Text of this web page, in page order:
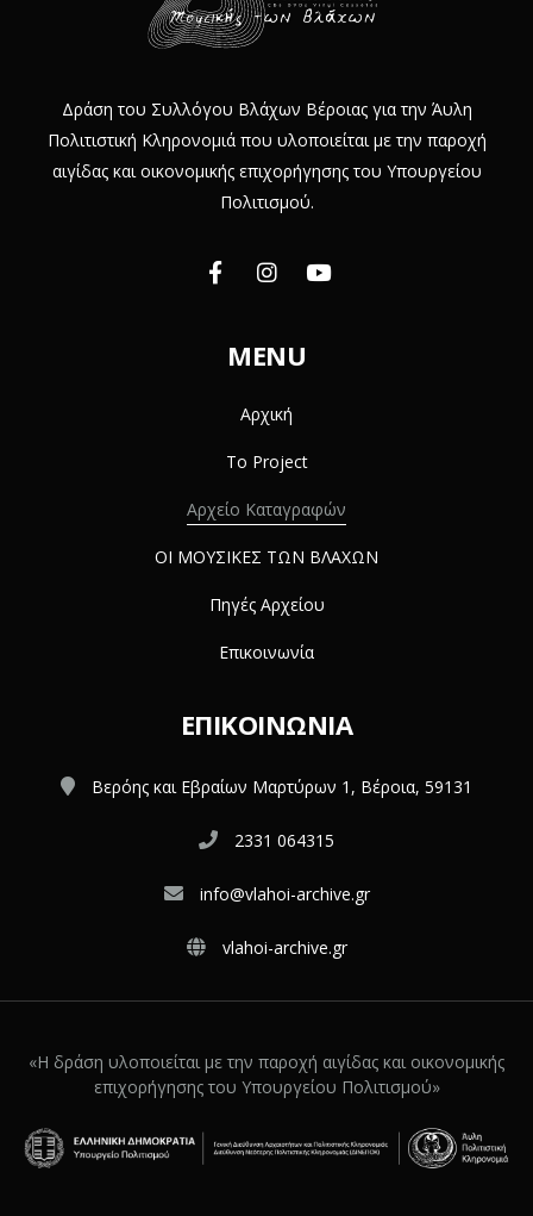
Δράση του Συλλόγου Βλάχων Βέροιας για την Άυλη
Πολιτιστική Κληρονομιά που υλοποιείται με την παροχή
αιγίδας και οικονομικής επιχορήγησης του Υπουργείου
Πολιτισμού.
MENU
Αρχική
Το Project
Αρχείο Καταγραφών
ΟΙ ΜΟΥΣΙΚΕΣ ΤΩΝ ΒΛΑΧΩΝ
Πηγές Αρχείου
Επικοινωνία
ΕΠΙΚΟΙΝΩΝΊΑ
Βερόης και Εβραίων Μαρτύρων 1, Βέροια, 59131
2331 064315
info@vlahoi-archive.gr
vlahoi-archive.gr
«Η δράση υλοποιείται με την παροχή αιγίδας και οικονομικής
επιχορήγησης του Υπουργείου Πολιτισμού»